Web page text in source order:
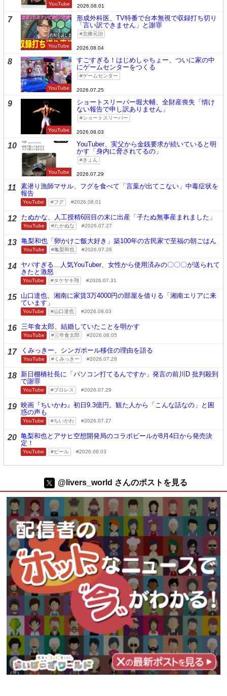
YouTube 2026.08.01
7
YouTube
形成外科医、TV特番で台本無視で収録打ち切り
「言い訳できません」と謝罪
北條元治
2026.08.04
8
YouTube
すごすぎる！はじめしゃちょー、ついに家の中
にゲームセンターをつくる
ゲームセンター
2026.07.25
9
YouTube
ショートスリーパー堀大輔、全財産喪失「情け
ない報告で申し訳ありません」
ショートスリーパー
2026.08.03
10
YouTube
YouTuber、実父から金銭要求が続いていると明
かす「身内に脅されてるの」
きょん
2026.07.29
11
素潜り漁師マサル、フグを食べて「言葉が出てこない」中毒症状を
報告
YouTube フグ 2026.08.01
12 たぬかな、人工授精6回目の末に出産「子たぬ無事産まれました」
YouTube たかぬな 2026.07.27
13 亀梨和也「卵かけご飯大好き」築100年の古民家で至福の朝ごはん
YouTube 亀梨和也 2026.07.26
14 ヤバすぎる…人気YouTuber、女性から使用済みの〇〇〇が送られて
きたと激怒
YouTube タケヤキ翔 2026.07.31
15 山口達也、湘南に家賃3万4000円の部屋を借りる「湘南エリアに来
ています」
YouTube 山口達也 2026.08.03
16 三年食太郎、結婚していたことを明かす
YouTube 三年食太郎 2026.08.05
17 くみっきー、シンガポール移住の理由を語る
YouTube くみっきー 2026.07.28
18 新日棚橋社長に「パソコン打てるんですか」発言の前川D 批判殺到
で謝罪
YouTube プロレス 2026.07.29
19 映画『ちいかわ』初日9.3億円。観た人から「こんな話なの」と困
惑の声も
YouTube ちいかわ 2026.07.27
20 亀梨和也とアサヒ空想開発局のコラボビールが8月4日から発売決
定！
YouTube ビール 2026.08.03
@livers_world さんのポストを見る